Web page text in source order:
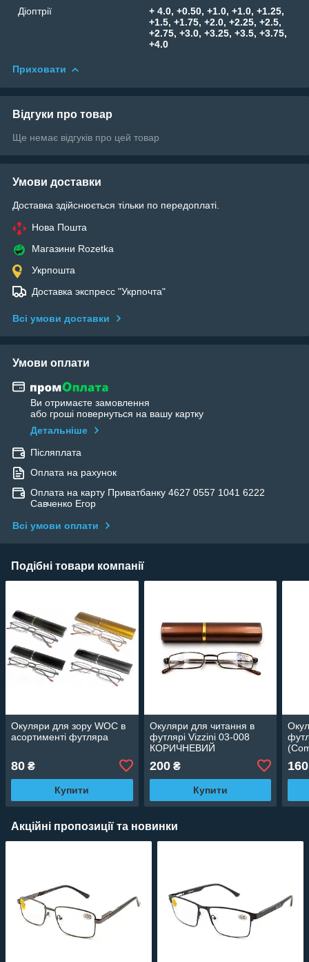
Діоптрії
+ 4.0, +0.50, +1.0, +1.0, +1.25,
+1.5, +1.75, +2.0, +2.25, +2.5,
+2.75, +3.0, +3.25, +3.5, +3.75,
+4.0
Приховати
Відгуки про товар
Ще немає відгуків про цей товар
Умови доставки
Доставка здійснюється тільки по передоплаті.
Нова Пошта
Магазини Rozetka
Укрпошта
Доставка экспресс "Укрпочта"
Всі умови доставки
Умови оплати
Ви отримаєте замовлення
або гроші повернуться на вашу картку
Детальніше
Післяплата
Оплата на рахунок
Оплата на карту Приватбанку 4627 0557 1041 6222
Савченко Егор
Всі умови оплати
Подібні товари компанії
Окуляри для зору WOC в
асортименті футляра
80 ₴
Купити
Окуляри для читання в
футлярі Vizzini 03-008
КОРИЧНЕВИЙ
200₴
Купити
160
Акційні пропозиції та новинки